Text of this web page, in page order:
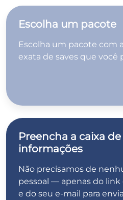
Escolha um pacote
Escolha um pacote com
exata de saves que você
Preencha a caixa de
informações
Não precisamos de
pessoal — apenas do link
e do seu e-mail para